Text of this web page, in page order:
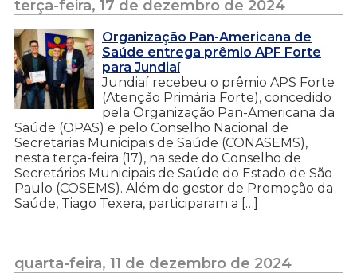
terça-feira, 17 de dezembro de 2024
Organização Pan-Americana de
Saúde entrega prêmio APF Forte
para Jundiaí
Jundiaí recebeu o prêmio APS Forte
(Atenção Primária Forte), concedido
pela Organização Pan-Americana da
Saúde (OPAS) e pelo Conselho Nacional de
Secretarias Municipais de Saúde (CONASEMS),
nesta terça-feira (17), na sede do Conselho de
Secretários Municipais de Saúde do Estado de São
Paulo (COSEMS). Além do gestor de Promoção da
Saúde, Tiago Texera, participaram a […]
quarta-feira, 11 de dezembro de 2024